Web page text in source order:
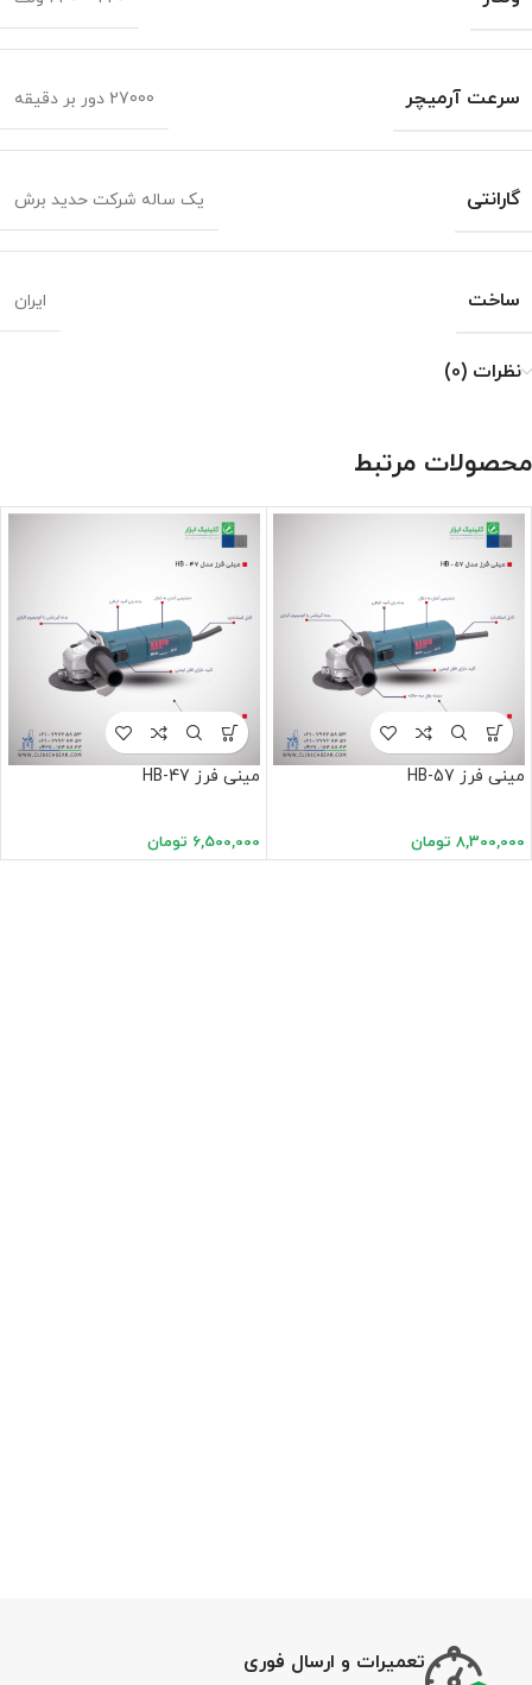
سرعت آرمیچر 27000 دور بر دقیقه
گارانتی یک ساله شرکت حدید برش
ساخت ایران
نظرات (0)
محصولات مرتبط
مینی فرز HB-57
8,300,000 تومان
مینی فرز HB-47
6,500,000 تومان
تعمیرات و ارسال فوری